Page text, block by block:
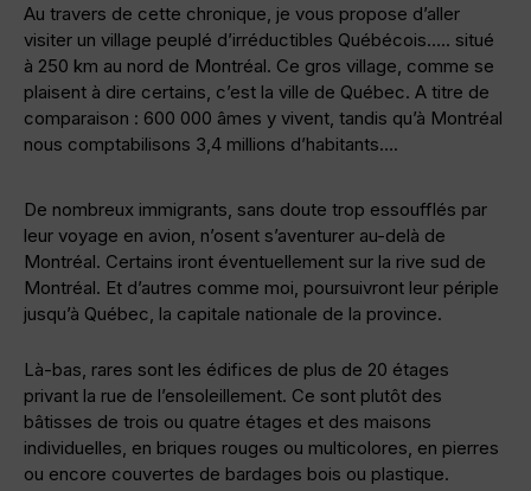
Au travers de cette chronique, je vous propose d’aller
visiter un village peuplé d’irréductibles Québécois….. situé
à 250 km au nord de Montréal. Ce gros village, comme se
plaisent à dire certains, c’est la ville de Québec. A titre de
comparaison : 600 000 âmes y vivent, tandis qu’à Montréal
nous comptabilisons 3,4 millions d’habitants….
De nombreux immigrants, sans doute trop essoufflés par
leur voyage en avion, n’osent s’aventurer au-delà de
Montréal. Certains iront éventuellement sur la rive sud de
Montréal. Et d’autres comme moi, poursuivront leur périple
jusqu’à Québec, la capitale nationale de la province.
Là-bas, rares sont les édifices de plus de 20 étages
privant la rue de l’ensoleillement. Ce sont plutôt des
bâtisses de trois ou quatre étages et des maisons
individuelles, en briques rouges ou multicolores, en pierres
ou encore couvertes de bardages bois ou plastique.